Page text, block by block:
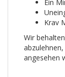
Ein
Krav
Wir
angesehen